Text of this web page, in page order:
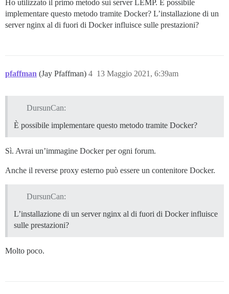
## Which Git revision should this container
      #version: tests-passed
    env:
      # DISCOURSE_DEFAULT_LOCALE: en
      #UNICORN_WORKERS: 3
## TODO: The domain name this Discourse
# VIRTUAL_HOST:
      # LETSENCRYPT_EMAIL: 'merhaba@dursuncan.com'
## hostname (-h option) as specified above
## TODO: List of comma delimited emails that
Ho utilizzato il primo metodo sui server LEMP. È possibile
implementare questo metodo tramite Docker? L’installazione di un
server nginx al di fuori di Docker influisce sulle prestazioni?
pfaffman (Jay Pfaffman) 13 Maggio 2021, 6:39am
4
DursunCan:
È possibile implementare questo metodo tramite Docker?
Sì. Avrai un’immagine Docker per ogni forum.
Anche il reverse proxy esterno può essere un contenitore Docker.
DursunCan:
L’installazione di un server nginx al di fuori di Docker influisce
sulle prestazioni?
Molto poco.